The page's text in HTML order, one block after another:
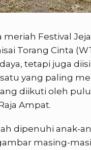
meriah Festival
Torang Cinta
tetapi juga
yang paling
diikuti oleh
Ampat.
dipenuhi anak-
masing-